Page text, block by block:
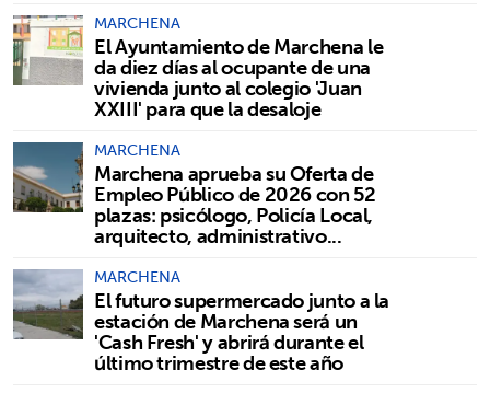
MARCHENA
El Ayuntamiento de Marchena le
da diez días al ocupante de una
vivienda junto al colegio 'Juan
XXIII' para que la desaloje
MARCHENA
Marchena aprueba su Oferta de
Empleo Público de 2026 con 52
plazas: psicólogo, Policía Local,
arquitecto, administrativo...
MARCHENA
El futuro supermercado junto a la
estación de Marchena será un
'Cash Fresh' y abrirá durante el
último trimestre de este año